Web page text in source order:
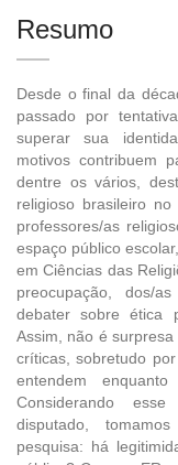
Resumo
Desde o final da
passado por
superar sua
motivos contribuem
dentre os vários,
religioso brasileiro
professores/as
espaço público
em Ciências das
preocupação, dos/
debater sobre ética
Assim, não é
críticas, sobretudo
entendem
Considerando
disputado,
pesquisa: há